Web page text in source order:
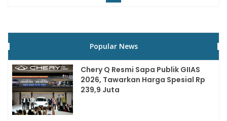
Popular News
Chery Q Resmi Sapa Publik GIIAS
2026, Tawarkan Harga Spesial Rp
239,9 Juta